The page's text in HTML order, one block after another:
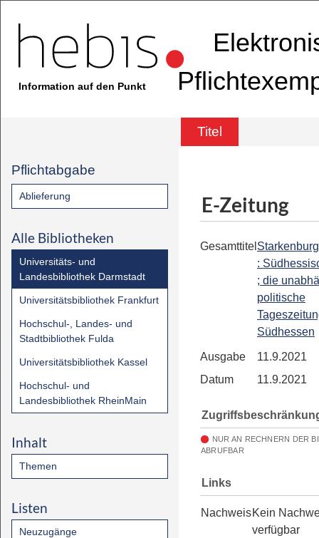
Information auf den Punkt
Titel
Pflichtabgabe
Ablieferung
Alle Bibliotheken
Universitäts- und
Landesbibliothek Darmstadt
Universitätsbibliothek Frankfurt
Hochschul-, Landes- und
Stadtbibliothek Fulda
Universitätsbibliothek Kassel
Hochschul- und
Landesbibliothek RheinMain
Inhalt
Themen
Listen
Neuzugänge
E-Zeitung
Gesamttitel
:
; die
politische
Südhessen
Ausgabe
11.9.2021
Datum
11.9.2021
NUR AN RECHNERN DER
ABRUFBAR
Links
NachweisKein
verfügbar